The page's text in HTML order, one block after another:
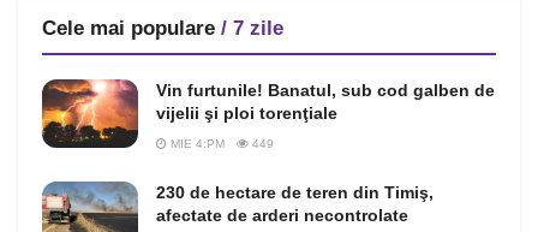
Cele mai populare / 7 zile
Vin furtunile! Banatul, sub cod galben de
vijelii şi ploi torenţiale
MIE 4:PM 449
230 de hectare de teren din Timiş,
afectate de arderi necontrolate